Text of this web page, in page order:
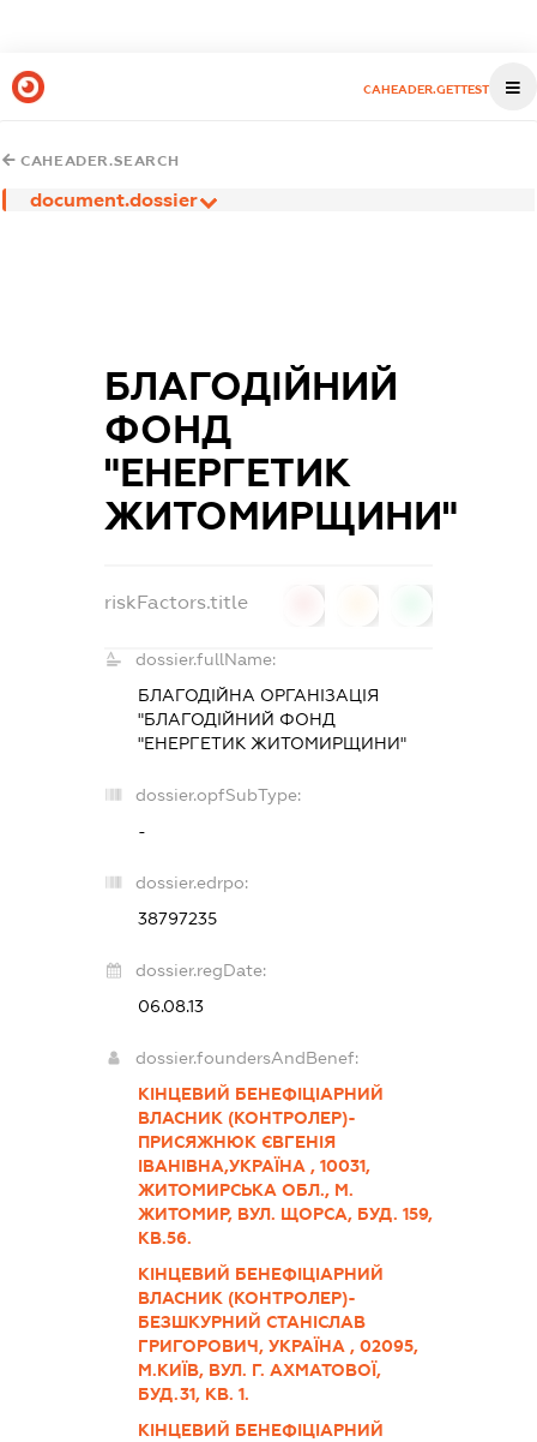
CAHEADER.GETTEST
CAHEADER.SEARCH
document.dossier
БЛАГОДІЙНИЙ
ФОНД
"ЕНЕРГЕТИК
ЖИТОМИРЩИНИ"
riskFactors.title
dossier.fullName:
БЛАГОДІЙНА ОРГАНІЗАЦІЯ
"БЛАГОДІЙНИЙ ФОНД
"ЕНЕРГЕТИК ЖИТОМИРЩИНИ"
dossier.opfSubType:
-
dossier.edrpo:
38797235
dossier.regDate:
06.08.13
dossier.foundersAndBenef:
КІНЦЕВИЙ БЕНЕФІЦІАРНИЙ
ВЛАСНИК (КОНТРОЛЕР)-
ПРИСЯЖНЮК ЄВГЕНІЯ
ІВАНІВНА,УКРАЇНА , 10031,
ЖИТОМИРСЬКА ОБЛ., М.
ЖИТОМИР, ВУЛ. ЩОРСА, БУД. 159,
КВ.56.
КІНЦЕВИЙ БЕНЕФІЦІАРНИЙ
ВЛАСНИК (КОНТРОЛЕР)-
БЕЗШКУРНИЙ СТАНІСЛАВ
ГРИГОРОВИЧ, УКРАЇНА , 02095,
М.КИЇВ, ВУЛ. Г. АХМАТОВОЇ,
БУД.31, КВ. 1.
КІНЦЕВИЙ БЕНЕФІЦІАРНИЙ